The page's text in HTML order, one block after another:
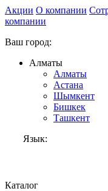
Акции О компании
компании
Ваш город:
Алматы
Алматы
Астана
Шымкент
Бишкек
Ташкент
Язык:
Каталог